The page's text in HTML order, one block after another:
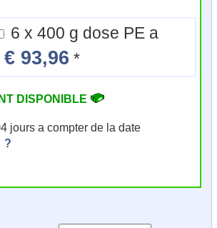
6 x 400 g dose PE a
€ 93,96 *
DISPONIBLE
jours a compter de la date
?